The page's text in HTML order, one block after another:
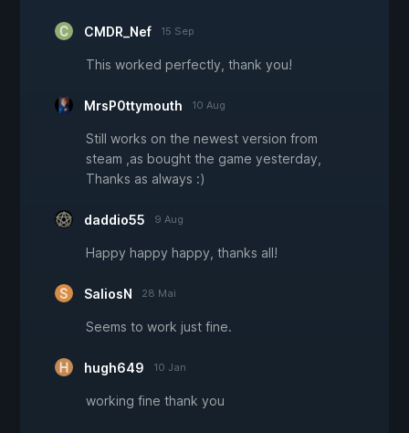
CMDR_Nef 15 Sep
This worked perfectly, thank you!
MrsP0ttymouth 10 Aug
Still works on the newest version from
steam ,as bought the game yesterday,
Thanks as always :)
daddio55 9 Aug
Happy happy happy, thanks all!
SaliosN 28 Mai
Seems to work just fine.
hugh649 10 Jan
working fine thank you